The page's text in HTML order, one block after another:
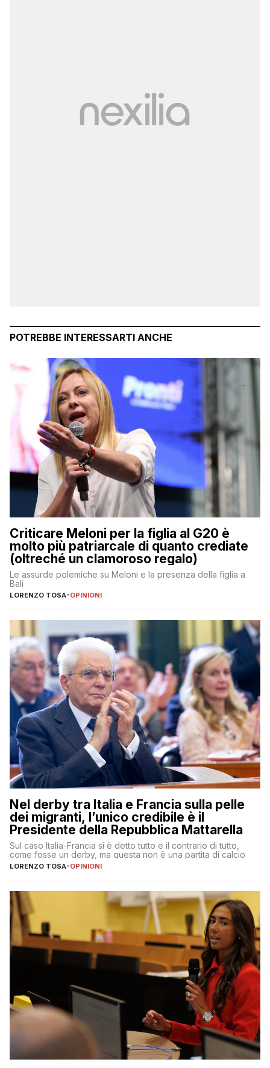
POTREBBE INTERESSARTI ANCHE
Criticare Meloni per la figlia al G20 è
molto più patriarcale di quanto crediate
(oltreché un clamoroso regalo)
Le assurde polemiche su Meloni e la presenza della figlia a
Bali
LORENZO TOSA-OPINIONI
Nel derby tra Italia e Francia sulla pelle
dei migranti, l’unico credibile è il
Presidente della Repubblica Mattarella
Sul caso Italia-Francia si è detto tutto e il contrario di tutto,
come fosse un derby, ma questa non è una partita di calcio
LORENZO TOSA-OPINIONI